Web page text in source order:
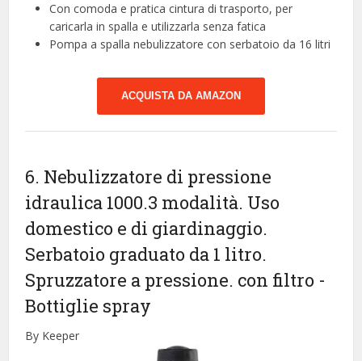
Con comoda e pratica cintura di trasporto, per
caricarla in spalla e utilizzarla senza fatica
Pompa a spalla nebulizzatore con serbatoio da 16 litri
ACQUISTA DA AMAZON
6. Nebulizzatore di pressione
idraulica 1000.3 modalità. Uso
domestico e di giardinaggio.
Serbatoio graduato da 1 litro.
Spruzzatore a pressione. con filtro -
Bottiglie spray
By Keeper